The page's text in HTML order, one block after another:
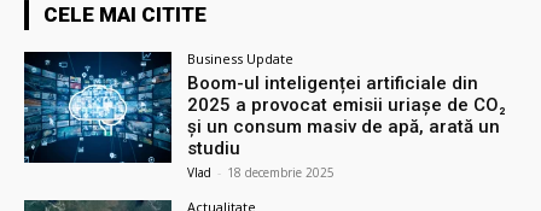
CELE MAI CITITE
Business Update
Boom-ul inteligenței artificiale din
2025 a provocat emisii uriașe de CO₂
și un consum masiv de apă, arată un
studiu
Vlad - 18 decembrie 2025
Actualitate